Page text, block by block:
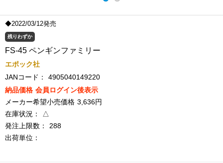
◆2022/03/12発売
残りわずか
FS-45 ペンギンファミリー
エポック社
JANコード：
4905040149220
納品価格 会員ログイン後表示
メーカー希望小売価格 3,636円
在庫状況：
△
発注上限数：
288
出荷単位：